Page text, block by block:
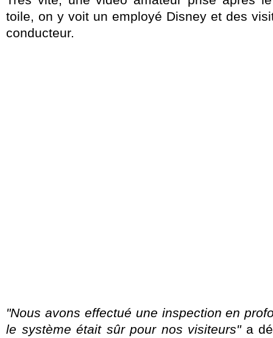
toile, on y voit un employé Disney et des
conducteur.
"Nous avons effectué une inspection en
le système était sûr pour nos visiteurs"a